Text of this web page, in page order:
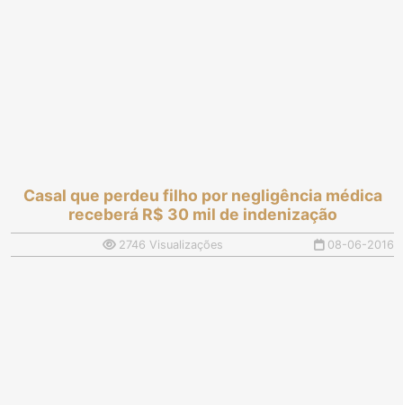
Casal que perdeu filho por negligência médica
receberá R$ 30 mil de indenização
2746 Visualizações 08-06-2016